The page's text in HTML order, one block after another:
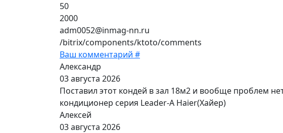
50
2000
adm0052@inmag-nn.ru
/bitrix/components/ktoto/comments
Ваш комментарий #
Александр
03 августа 2026
Поставил этот кондей в зал 18м2 и вообще проблем
кондиционер серия Leader-A Haier(Хайер)
Алексей
03 августа 2026